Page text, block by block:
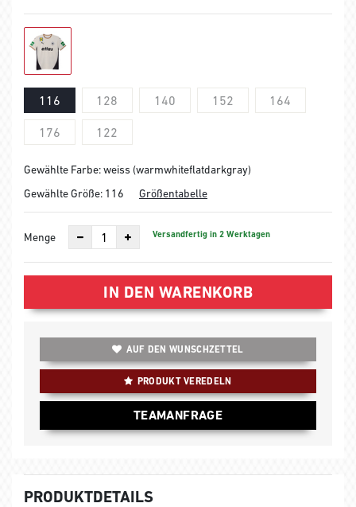
116 128 140 152 164
176 122
Gewählte Farbe: weiss (warmwhiteflatdarkgray)
Gewählte Größe: 116 Größentabelle
Menge Versandfertig in 2 Werktagen
IN DEN WARENKORB
AUF DEN WUNSCHZETTEL
PRODUKT VEREDELN
TEAMANFRAGE
PRODUKTDETAILS